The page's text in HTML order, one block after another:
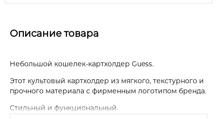
Описание товара
Небольшой кошелек-картхолдер Guess.
Этот культовый картхолдер из мягкого, текстурного и
прочного материала с фирменным логотипом бренда.
Стильный и функциональный.